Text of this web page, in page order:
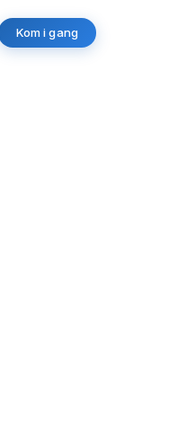
Kom i gang